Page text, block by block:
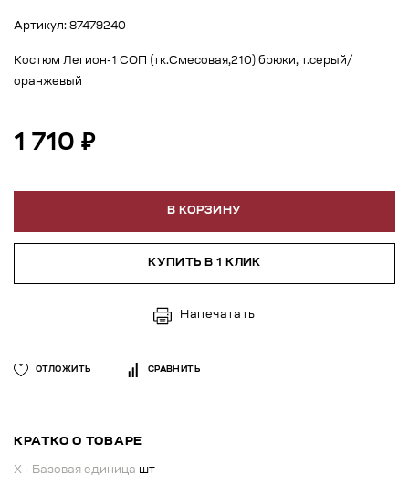
Артикул: 87479240
Костюм Легион-1 СОП (тк.Смесовая,210) брюки, т.серый/
оранжевый
1 710 ₽
В КОРЗИНУ
КУПИТЬ В 1 КЛИК
Напечатать
ОТЛОЖИТЬ СРАВНИТЬ
КРАТКО О ТОВАРЕ
X - Базовая единица шт